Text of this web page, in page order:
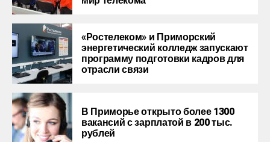
«Ростелеком» и Приморский
энергетический колледж запускают
программу подготовки кадров для
отрасли связи
В Приморье открыто более 1300
вакансий с зарплатой в 200 тыс.
рублей